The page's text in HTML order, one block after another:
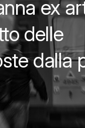
ex
delle
dalla